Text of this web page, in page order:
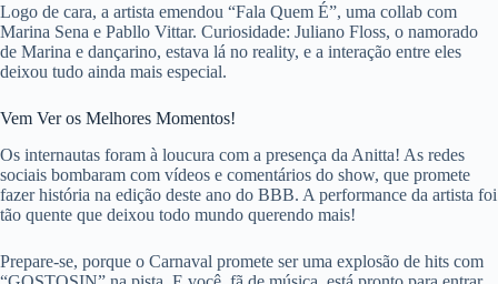
Logo de cara, a artista emendou “Fala Quem É”, uma collab com
Marina Sena e Pabllo Vittar. Curiosidade: Juliano Floss, o namorado
de Marina e dançarino, estava lá no reality, e a interação entre eles
deixou tudo ainda mais especial.
Vem Ver os Melhores Momentos!
Os internautas foram à loucura com a presença da Anitta! As redes
sociais bombaram com vídeos e comentários do show, que promete
fazer história na edição deste ano do BBB. A performance da artista foi
tão quente que deixou todo mundo querendo mais!
Prepare-se, porque o Carnaval promete ser uma explosão de hits com